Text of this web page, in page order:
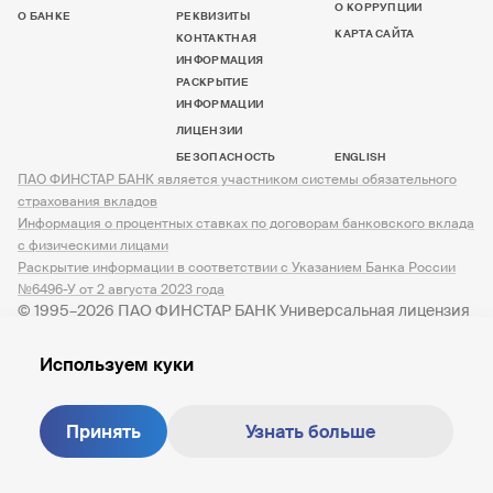
О БАНКЕ
РЕКВИЗИТЫ
КОНТАКТНАЯ
ИНФОРМАЦИЯ
РАСКРЫТИЕ
ИНФОРМАЦИИ
ЛИЦЕНЗИИ
БЕЗОПАСНОСТЬ
О КОРРУПЦИИ
КАРТА САЙТА
ENGLISH
© 1995–2026 ПАО ФИНСТАР БАНК Универсальная лицензия
ПАО ФИНСТАР БАНК является участником системы обязательного
страхования вкладов
Информация о процентных ставках по договорам банковского вклада
с физическими лицами
Раскрытие информации в соответствии с Указанием Банка России
№6496-У от 2 августа 2023 года
Создание сайта — M18
Используем куки
Принять Узнать больше